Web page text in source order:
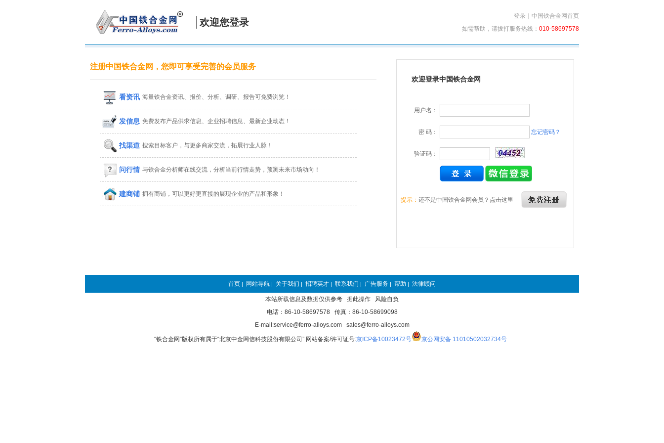
欢迎您登录
登录
中国铁合金网首页
如需帮助，请拔打服务热线： 010-58697578
注册中国铁合金网，您即可享受完善的会员服务
看资讯 海量铁合金资讯、报价、分析、调研、报告可免费浏览！
发信息 免费发布产品供求信息、企业招聘信息、最新企业动态！
找渠道 搜索目标客户，与更多商家交流，拓展行业人脉！
问行情 与铁合金分析师在线交流，分析当前行情走势，预测未来市场动向！
建商铺 拥有商铺，可以更好更直接的展现企业的产品和形象！
欢迎登录中国铁合金网
用户名：
密 码： 忘记密码？
验证码：
提示： 还不是中国铁合金网会员？点击这里
首页 | 网站导航 | 关于我们 | 招聘英才 | 联系我们 | 广告服务 | 帮助 | 法律顾问
本站所载信息及数据仅供参考 据此操作 风险自负
电话：86-10-58697578 传真：86-10-58699098
E-mail:service@ferro-alloys.com sales@ferro-alloys.com
“铁合金网”版权所有属于“北京中金网信科技股份有限公司” 网站备案/许可证号:京ICP备10023472号 京公网安备 11010502032734号